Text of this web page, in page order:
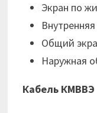
Экран по
Общий
Наружная
Кабель КМВВЭ